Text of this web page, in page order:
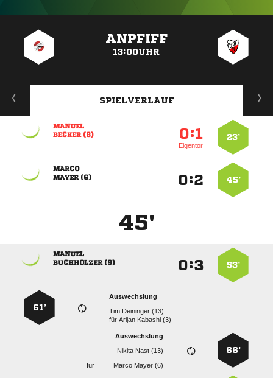
ANPFIFF
13:00UHR
SPIELVERLAUF
23’
:
Eigentor

 
45’
:

 
45'
53’
:

 
Auswechslung
  
für  
61’
66’
Auswechslung
  
für
  